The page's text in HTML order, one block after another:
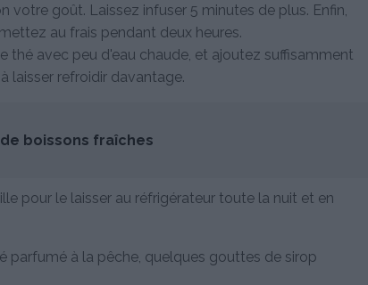
votre goût. Laissez infuser 5 minutes de plus. Enfin,
au frais pendant deux heures.
thé avec peu d'eau chaude, et ajoutez suffisamment
laisser refroidir davantage.
boissons fraîches
pour le laisser au réfrigérateur toute la nuit et en
parfumé à la pêche, quelques gouttes de sirop